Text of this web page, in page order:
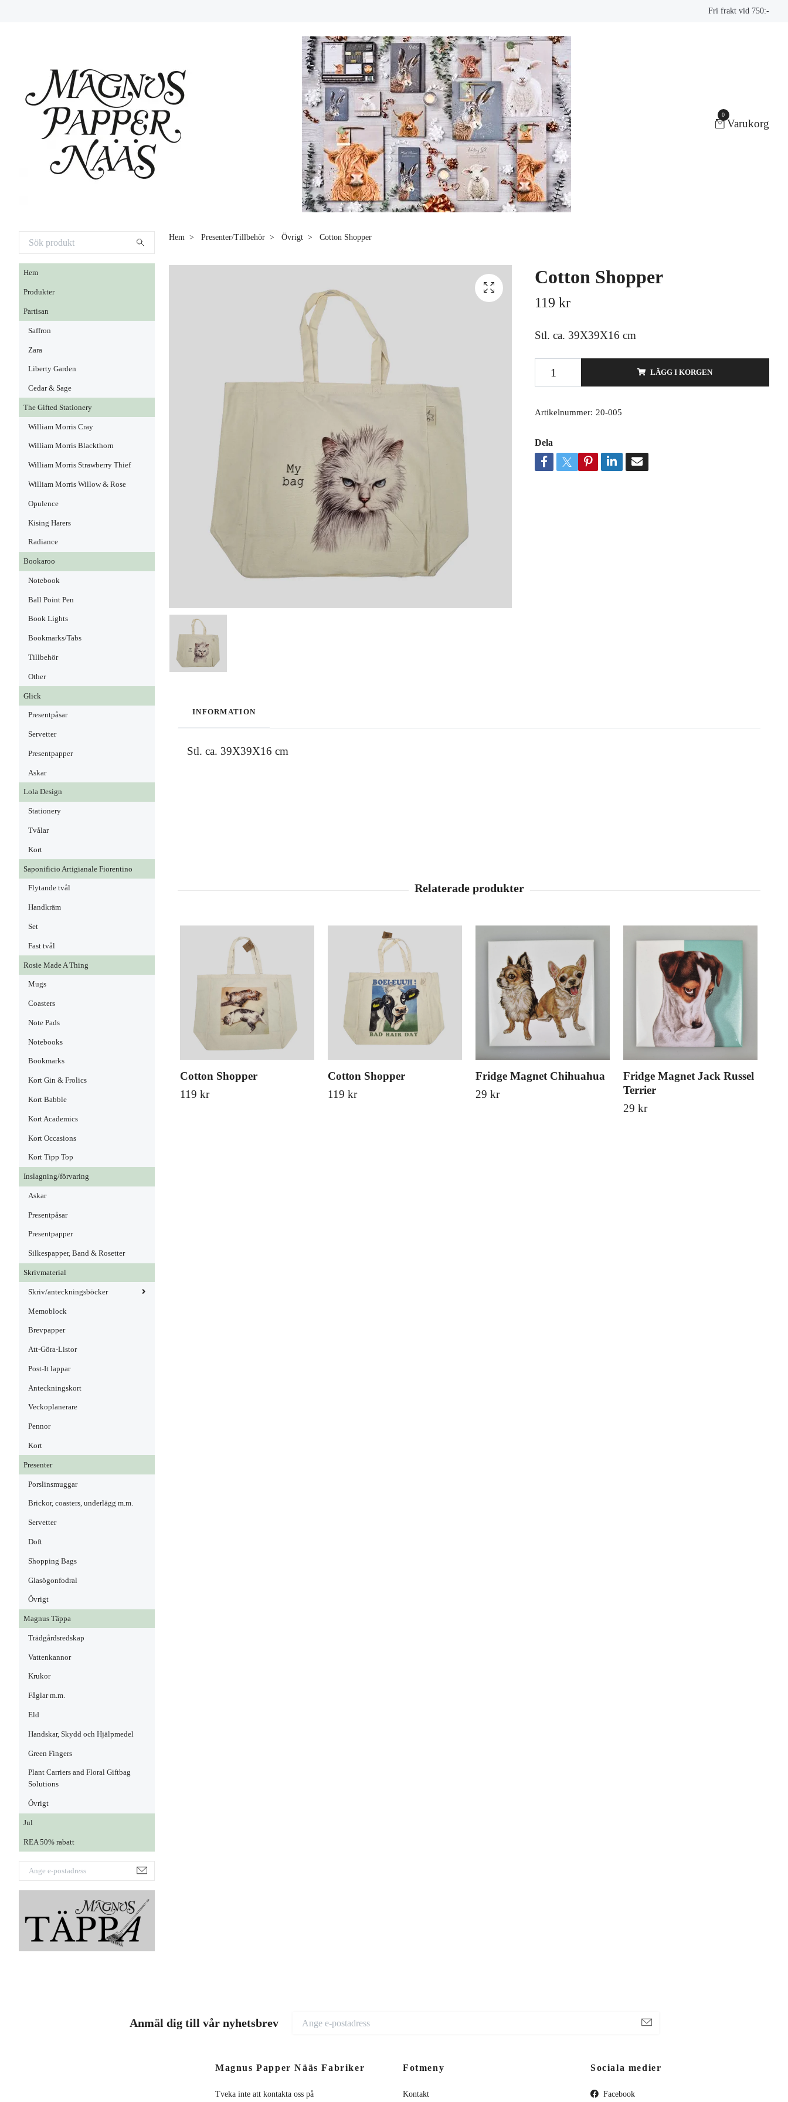
Fri frakt vid 750:-
0
Varukorg
Hem
Produkter
Partisan
Saffron
Zara
Liberty Garden
Cedar & Sage
The Gifted Stationery
William Morris Cray
William Morris Blackthorn
William Morris Strawberry Thief
William Morris Willow & Rose
Opulence
Kising Harers
Radiance
Bookaroo
Notebook
Ball Point Pen
Book Lights
Bookmarks/Tabs
Tillbehör
Other
Glick
Presentpåsar
Servetter
Presentpapper
Askar
Lola Design
Stationery
Tvålar
Kort
Saponificio Artigianale Fiorentino
Flytande tvål
Handkräm
Set
Fast tvål
Rosie Made A Thing
Mugs
Coasters
Note Pads
Notebooks
Bookmarks
Kort Gin & Frolics
Kort Babble
Kort Academics
Kort Occasions
Kort Tipp Top
Inslagning/förvaring
Askar
Presentpåsar
Presentpapper
Silkespapper, Band & Rosetter
Skrivmaterial
Skriv/anteckningsböcker
Memoblock
Brevpapper
Att-Göra-Listor
Post-It lappar
Anteckningskort
Veckoplanerare
Pennor
Kort
Presenter
Porslinsmuggar
Brickor, coasters, underlägg m.m.
Servetter
Doft
Shopping Bags
Glasögonfodral
Övrigt
Magnus Täppa
Trädgårdsredskap
Vattenkannor
Krukor
Fåglar m.m.
Eld
Handskar, Skydd och Hjälpmedel
Green Fingers
Plant Carriers and Floral Giftbag
Solutions
Övrigt
Jul
REA 50% rabatt
Hem Presenter/Tillbehör Övrigt Cotton Shopper
Cotton Shopper
119 kr
Stl. ca. 39X39X16 cm
LÄGG I KORGEN
Artikelnummer: 20-005
Dela
INFORMATION
Stl. ca. 39X39X16 cm
Cotton Shopper
119 kr
Cotton Shopper
119 kr
Fridge Magnet Chihuahua
29 kr
Fridge Magnet Jack Russel
Terrier
29 kr
Anmäl dig till vår nyhetsbrev
Magnus Papper Nääs Fabriker
Tveka inte att kontakta oss på
Fotmeny
Kontakt
Sociala medier
Facebook